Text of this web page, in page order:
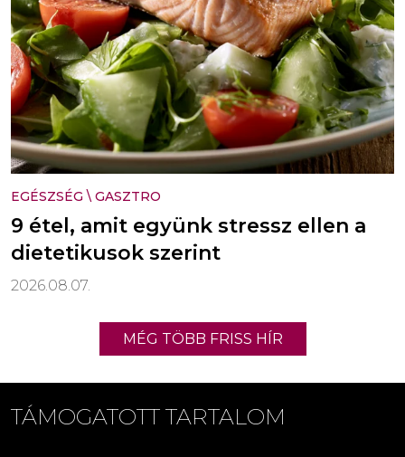
EGÉSZSÉG \ GASZTRO
9 étel, amit együnk stressz ellen a
dietetikusok szerint
2026.08.07.
MÉG TÖBB FRISS HÍR
TÁMOGATOTT TARTALOM